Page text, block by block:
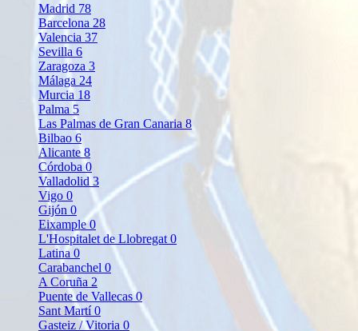
Madrid 78
Barcelona 28
Valencia 37
Sevilla 6
Zaragoza 3
Málaga 24
Murcia 18
Palma 5
Las Palmas de Gran Canaria 8
Bilbao 6
Alicante 8
Córdoba 0
Valladolid 3
Vigo 0
Gijón 0
Eixample0
L'Hospitalet de Llobregat 0
Latina 0
Carabanchel 0
A Coruña 2
Puente de Vallecas0
Sant Martí0
Gasteiz / Vitoria 0